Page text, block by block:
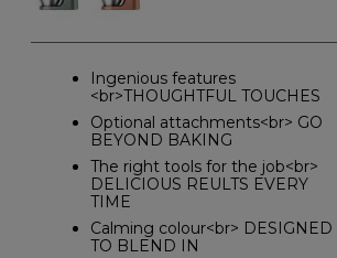
Ingenious features
<br>THOUGHTFUL TOUCHES
Optional attachments<br> GO
BEYOND BAKING
The right tools for the job<br>
DELICIOUS REULTS EVERY
TIME
Calming colour<br> DESIGNED
TO BLEND IN